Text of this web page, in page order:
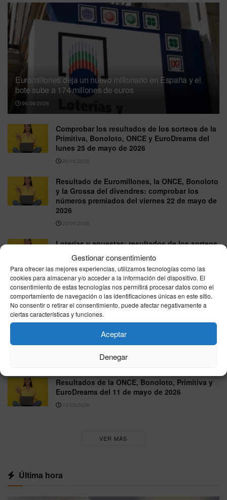
Gestionar consentimiento
Para ofrecer las mejores experiencias, utilizamos tecnologías como las
cookies para almacenar y/o acceder a la información del dispositivo. El
consentimiento de estas tecnologías nos permitirá procesar datos como el
comportamiento de navegación o las identificaciones únicas en este sitio.
No consentir o retirar el consentimiento, puede afectar negativamente a
ciertas características y funciones.
Aceptar
Denegar
Euromillones deja un nuevo millonario en España y el
bote sube a 174 millones de euros
06/06/2026
Comprobar los resultados de los sorteos de la
Primitiva, Bonoloto, ONCE y EuroDreams del
lunes 25 de mayo de 2026
26/05/2026
Resultado de Euromillones, la ONCE, Bonoloto
y la Grossa del divendres: comprobar los
números premiados del viernes 22 de mayo de
2026
23/05/2026
Loterías y apuestas: resultados de los sorteos
de la Primitiva, la ONCE, la Bonoloto, Lotería
Nacional y EuroDreams del jueves 21 de mayo
22/05/2026
ONCE y Bonoloto: Comprobar el resultado de
los sorteos del miércoles 20 de mayo de 2026
21/05/2026
Euromillones, Bonoloto y ONCE: resultados de
Resultados de la ONCE, Bonoloto, Primitiva y
EuroDreams del 11 de mayo de 2026
12/05/2026
VER MÁS
Última hora